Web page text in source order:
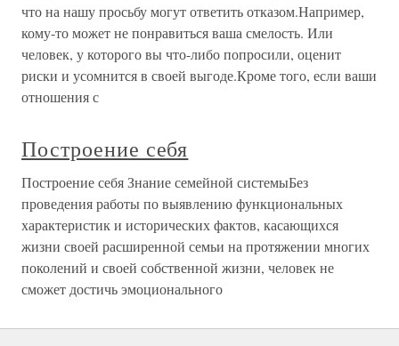
что на нашу просьбу могут ответить отказом.Например,
кому-то может не понравиться ваша смелость. Или
человек, у которого вы что-либо попросили, оценит
риски и усомнится в своей выгоде.Кроме того, если ваши
отношения с
Построение себя
Построение себя Знание семейной системыБез
проведения работы по выявлению функциональных
характеристик и исторических фактов, касающихся
жизни своей расширенной семьи на протяжении многих
поколений и своей собственной жизни, человек не
сможет достичь эмоционального